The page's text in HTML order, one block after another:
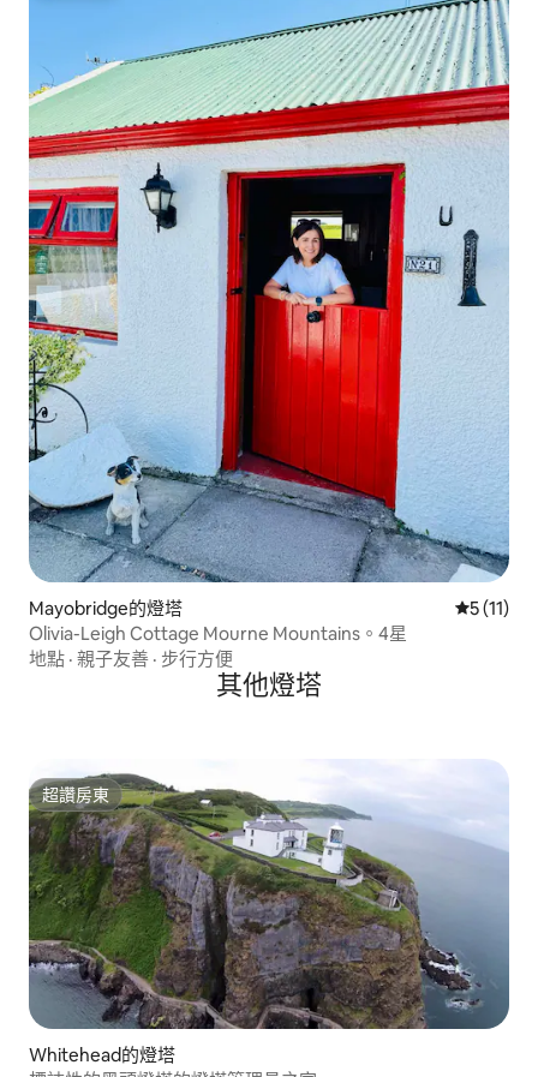
Mayobridge的燈塔 從 11 則
5 (11)
Olivia-Leigh Cottage Mourne Mountains。4星
地點 · 親子友善 · 步行方便
其他燈塔
超讚房東
超讚房東
Whitehead的燈塔